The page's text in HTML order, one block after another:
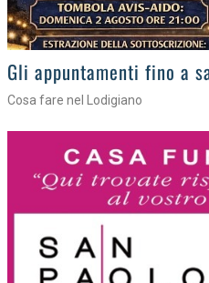
Gli eventi della settimana
Tra torte, cinema e musica live